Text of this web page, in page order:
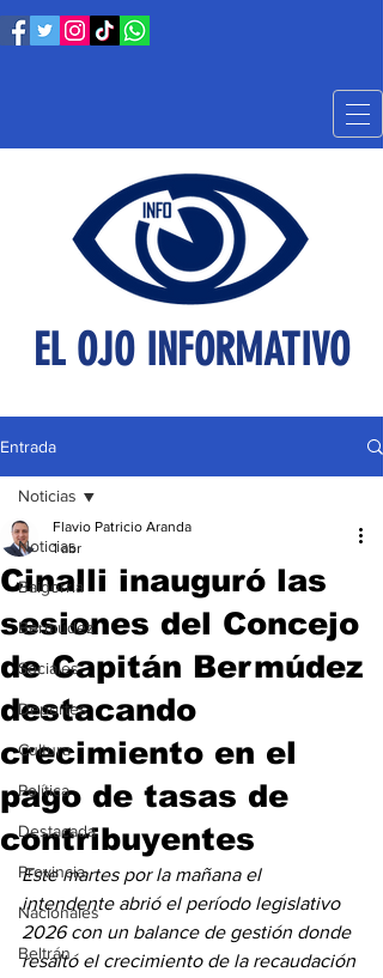
EL OJO INFORMATIVO
Entrada
Noticias
Baigorria
Bermúdez
Sociales
Deportes
Cultura
Política
Destacada
Provincia
Nacionales
Beltrán
Noticias
Cinalli inauguró las
sesiones del Concejo
de Capitán Bermúdez
destacando
crecimiento en el
pago de tasas de
contribuyentes
Flavio Patricio Aranda
1 abr
Este martes por la mañana el
intendente abrió el período legislativo
2026 con un balance de gestión donde
resaltó el crecimiento de la recaudación